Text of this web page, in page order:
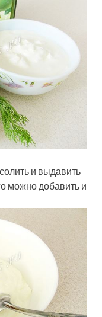
и выдавить
можно добавить и